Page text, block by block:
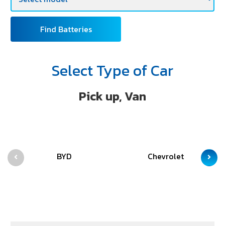
Find Batteries
Select Type of Car
Pick up, Van
BYD Chevrolet